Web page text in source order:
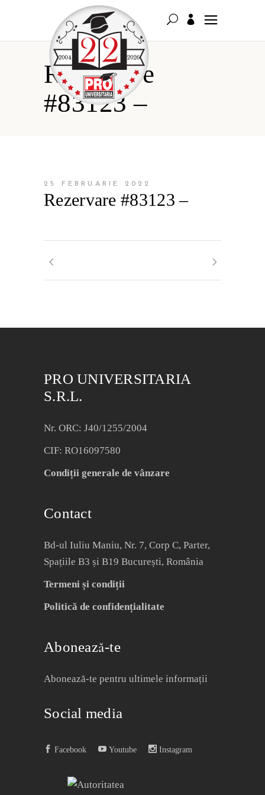
Rezervare
#83123 –
25 FEBRUARIE 2022
Rezervare #83123 –
PRO UNIVERSITARIA
S.R.L.
Nr. ORC: J40/1255/2004
CIF: RO16097580
Condiții generale de vânzare
Contact
Bd-ul Iuliu Maniu, Nr. 7, Corp C, Parter,
Spațiile B3 și B19 București, România
Termeni și condiții
Politică de confidențialitate
Abonează-te
Abonează-te pentru ultimele informații
Social media
Facebook Youtube Instagram